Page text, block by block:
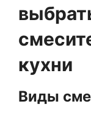
кухни
Виды